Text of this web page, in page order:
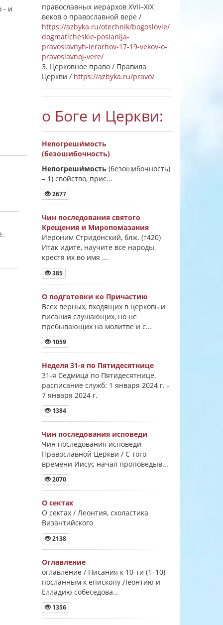
- и
православных иерархов XVII–XIX
веков о православной вере /
https://azbyka.ru/otechnik/bogoslovie/
dogmaticheskie-poslanija-
pravoslavnyh-ierarhov-17-19-vekov-o-
pravoslavnoj-vere/
3. Церковное право / Правила
Церкви / https://azbyka.ru/pravo/
о Боге и Церкви:
Непогреши́мость
(безошибочность)
Непогреши́мость (безошибочность)
–1) свойство, прис...
2677
Чин последования святого
Крещения и Миропомазания
Иероним Стридонский, блж. (†420)
Итак идите, научите все народы,
крестя их во имя ...
385
О подготовки ко Причастию
Всех верных, входящих в церковь и
писания слушающих, но не
пребывающих на молитве и с...
1059
Неделя 31-я по Пятидесятнице
31-я Седмица по Пятидесятнице,
расписание служб: 1 января 2024 г. -
7 января 2024 г.
1384
Чин последования исповеди
Чин последования исповеди
Православной Церкви / С того
времени Иисус начал проповедыв...
2070
О сектах
О сектах / Леонтия, схоластика
Византийского
2138
Оглавление
оглавление / Писания к 10-ти (1–10)
посланным к епископу Леонтию и
Елладию собеседова...
1356